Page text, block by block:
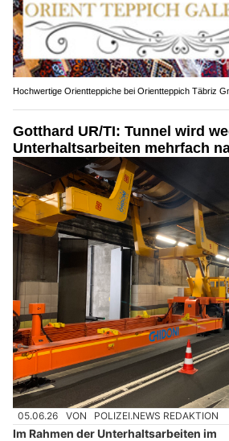
Hochwertige Orientteppiche bei Orientteppich Täbriz
Gotthard UR/TI: Tunnel wird
Unterhaltsarbeiten mehrfach
05.06.26 VON POLIZEI.NEWS REDAKTION
Im Rahmen der Unterhaltsarbeiten im